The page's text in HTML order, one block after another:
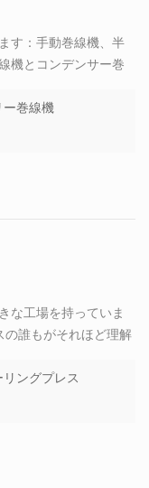
ーチップとボードを
保証するために使用
す：手動巻線機、半
機とコンデンサー巻
般的に小規模 低価格
バッテリーメーカー
では、 リチウム電池
電気機械式koemは、
きな市場シェアを占
学繊維紡績ユニット
の繊維（フィラメン
ー巻線機
な工場を持っていま
の誰もがそれほど理解
レスと一連の壊れた
粉砕として使用する
料の粒子サイズを効
善し、摩耗や破砕を
リングプレス